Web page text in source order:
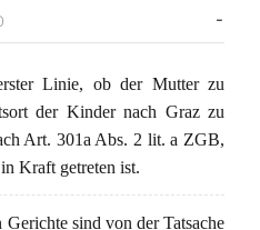
Linie, ob der Mutter zu
der Kinder nach Graz zu
Art. 301a Abs. 2 lit. a ZGB,
Kraft getreten ist.
sind von der Tatsache